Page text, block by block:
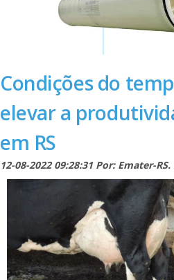
Condições do
elevar a
em RS
12-08-2022 09:28:31 Por: Emater-